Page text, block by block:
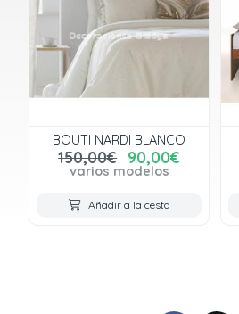
BOUTI NARDI BLANCO
150,00€ 90,00€
varios modelos
Añadir a la cesta